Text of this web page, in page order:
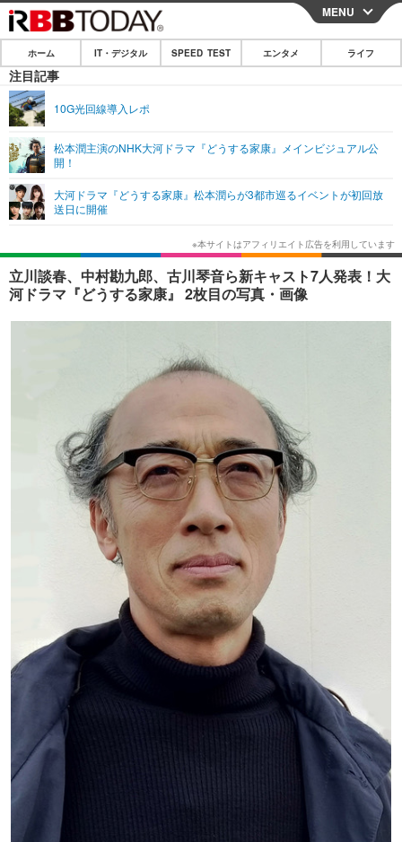
CLOSE
ホーム
IT・デジタル
ショッピング その他
SPEED TEST
エンタメ
エンタメTOP
韓国・芸能
音楽 スポーツ
ライフ
ライフTOP グルメ
ペット ショッピング
その他
リリース一覧
プッシュ通知の停止方法
MENU
ホーム IT・デジタル SPEED TEST エンタメ ライフ
注目記事
10G光回線導入レポ
松本潤主演のNHK大河ドラマ『どうする家康』メインビジュアル公
開！
大河ドラマ『どうする家康』松本潤らが3都市巡るイベントが初回放
送日に開催
立川談春、中村勘九郎、古川琴音ら新キャスト7人発表！大
河ドラマ『どうする家康』 2枚目の写真・画像